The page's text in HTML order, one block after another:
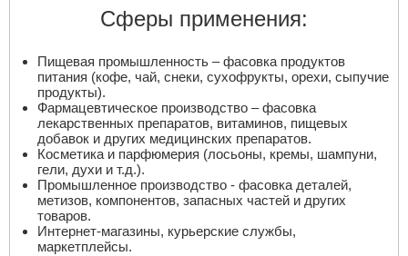
Сферы применения:
Пищевая промышленность – фасовка продуктов
питания (кофе, чай, снеки, сухофрукты, орехи, сыпучие
продукты).
Фармацевтическое производство – фасовка
лекарственных препаратов, витаминов, пищевых
добавок и других медицинских препаратов.
Косметика и парфюмерия (лосьоны, кремы, шампуни,
гели, духи и т.д.).
Промышленное производство - фасовка деталей,
метизов, компонентов, запасных частей и других
товаров.
Интернет-магазины, курьерские службы,
маркетплейсы.